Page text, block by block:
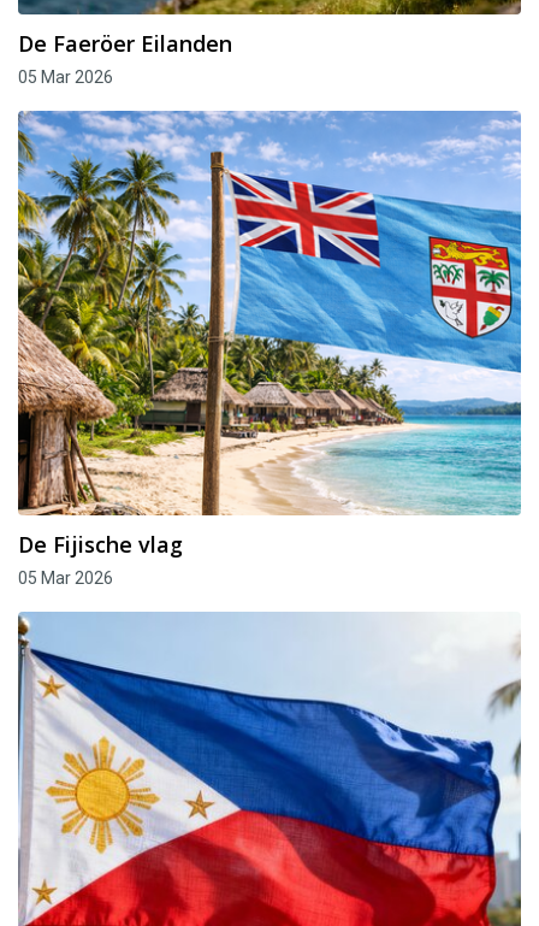
De Faeröer Eilanden
05 Mar 2026
De Fijische vlag
05 Mar 2026